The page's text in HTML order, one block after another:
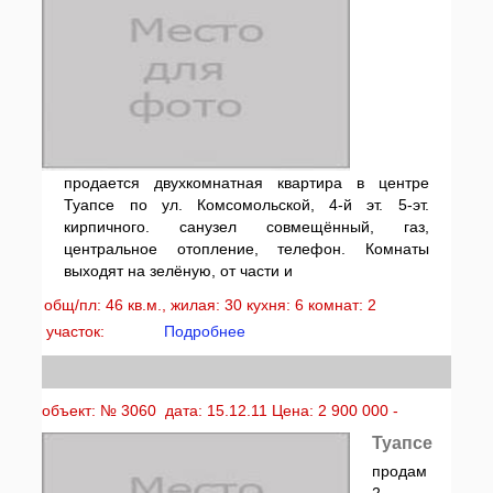
продается двухкомнатная квартира в центре
Туапсе по ул. Комсомольской, 4-й эт. 5-эт.
кирпичного. санузел совмещённый, газ,
центральное отопление, телефон. Комнаты
выходят на зелёную, от части и
общ/пл: 46 кв.м., жилая: 30 кухня: 6 комнат: 2
участок:
Подробнее
объект: № 3060 дата: 15.12.11 Цена: 2 900 000 -
Туапсе
продам